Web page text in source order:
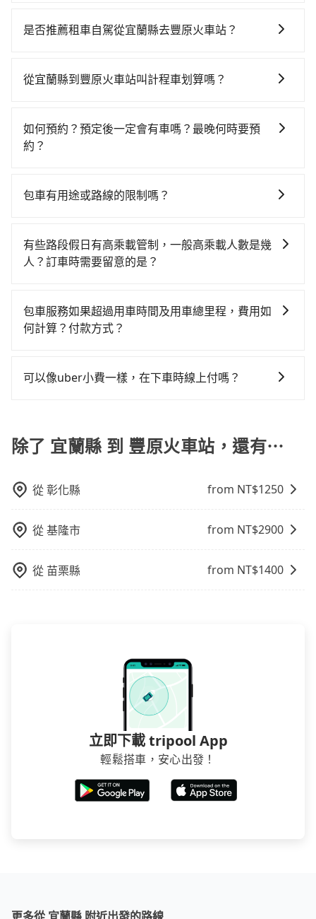
時，且難叫計程車前往高鐵站！從最早06:15一直到
車花費約900元、車程約50分鐘。抵達高鐵站後，步行
站，每人票價750元，再用10分鐘出站、等待車站前排
班的計程車，搭上小黃後約花35分鐘、車費700元後，
花費為1,280元。不過宜蘭縣領有合法執照的計程車僅有
一輛小黃了，宜蘭縣少部分小黃司機不按表收費，看乘
客是外地人便漫天喊價或恣意繞路。但如果全程使用
人至少額外負擔120元車資，而且更會額外浪費40分鐘
在轉乘與等車上，現在還不馬上來預約tripool！如果你
是否推薦租車自駕從宜蘭縣去豐原火車站？
時不需要閉目養神（因為要自己開車），最重要的是你
$115~205承租小轎車，每公里再額外加收$3.2，從宜蘭
縣（礁溪鄉）到豐原火車站的花費預估為
時40元路邊停車費用預估進去，但額外的汽車保險與可
差的車款，如果人數超過四位，更是沒有較大的七人座
或九人座可供選擇，而且無人租車最令人詬病的就是車
樣。另外，偶爾也會遇到明明已經預約了時間但上一位
用戶卻遲遲尚未歸還，又或者要還車時卻偏偏找不到停
使用時還是有其區域的限制，實際可停靠的地點與你的
從宜蘭縣到豐原火車站叫計程車划算嗎？
灣大車隊、Uber、Line Taxi、Yoxi等，如果在路邊攔不
到車，也可考慮打電話至附近的計程車隊，如三全計程
tripool可省高達$1,200。但如果你無法提前預約，或偏
難度是台北或新北的100倍之多。再加上宜蘭縣有些計程
車司機不按錶計費，約有47%會採現場議價，建議最好
的最佳選擇。
如何預約？預定後一定會有車嗎？最晚何時要預
約？
直接線上輸入上下車地點或地址，三秒內即可查到真實
電子郵件確認信，如此就完成預約了，而司機與車輛的
詳細資料，將於乘車前一晚八點透過SMS和EMAIL提
需要，前一天傍晚五點前仍會收單，最遲如當天下午過
後乘車，四小時前仍能預約。
包車有用途或路線的限制嗎？
只要是長途交通且途中遵守台灣法律，無論是清明掃
墓、包車旅遊、參加喜宴/喪禮、就醫回診、登山露營、
者任何跨縣市接送的需求，tripool都能滿足你。乘車前
一天下午五點以前完成預約，隔天保證出車。如需公司
有些路段假日有高乘載管制，一般高乘載人數是幾
人？訂車時需要留意的是？
道路安全，政府會實施高乘載管制，限制只有符合以下
四種車輛可以通行：(一) 乘載3人(含駕駛和小孩)以上的
行證之小型車。如果您的出行路線會經過高乘載管制時
包車服務如果超過用車時間及用車總里程，費用如
何計算？付款方式？
定的用車時間，每小時會加收1000元的費用；若超過預
可以像uber小費一樣，在下車時線上付嗎？
除了 宜蘭縣 到 豐原火車站，還有⋯
從彰化縣 from NT$1250
從基隆市 from NT$2900
從 苗栗縣 from NT$1400
立即下載 tripool App
輕鬆搭車，安心出發！